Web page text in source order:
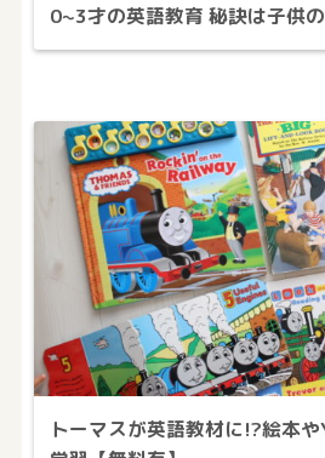
0~3才の英語教育 秘訣は子供の
トーマスが英語教材に!?絵本